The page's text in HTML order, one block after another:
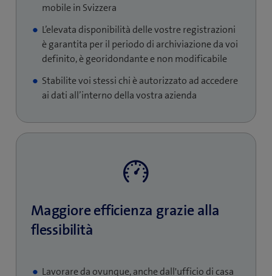
mobile in Svizzera
L’elevata disponibilità delle vostre registrazioni
è garantita per il periodo di archiviazione da voi
definito, è georidondante e non modificabile
Stabilite voi stessi chi è autorizzato ad accedere
ai dati all’interno della vostra azienda
Maggiore efficienza grazie alla
flessibilità
Lavorare da ovunque, anche dall'ufficio di casa